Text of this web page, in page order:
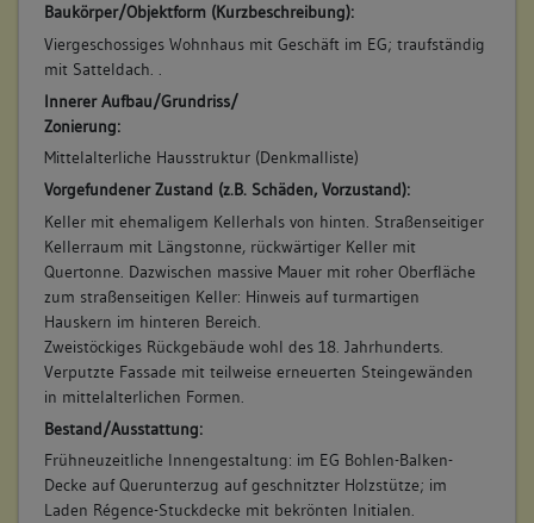
Baukörper/Objektform (Kurzbeschreibung):
Viergeschossiges Wohnhaus mit Geschäft im EG; traufständig
mit Satteldach. .
Innerer Aufbau/Grundriss/
Zonierung:
Mittelalterliche Hausstruktur (Denkmalliste)
Vorgefundener Zustand (z.B. Schäden, Vorzustand):
Keller mit ehemaligem Kellerhals von hinten. Straßenseitiger
Kellerraum mit Längstonne, rückwärtiger Keller mit
Quertonne. Dazwischen massive Mauer mit roher Oberfläche
zum straßenseitigen Keller: Hinweis auf turmartigen
Hauskern im hinteren Bereich.
Zweistöckiges Rückgebäude wohl des 18. Jahrhunderts.
Verputzte Fassade mit teilweise erneuerten Steingewänden
in mittelalterlichen Formen.
Bestand/Ausstattung:
Frühneuzeitliche Innengestaltung: im EG Bohlen-Balken-
Decke auf Querunterzug auf geschnitzter Holzstütze; im
Laden Régence-Stuckdecke mit bekrönten Initialen.